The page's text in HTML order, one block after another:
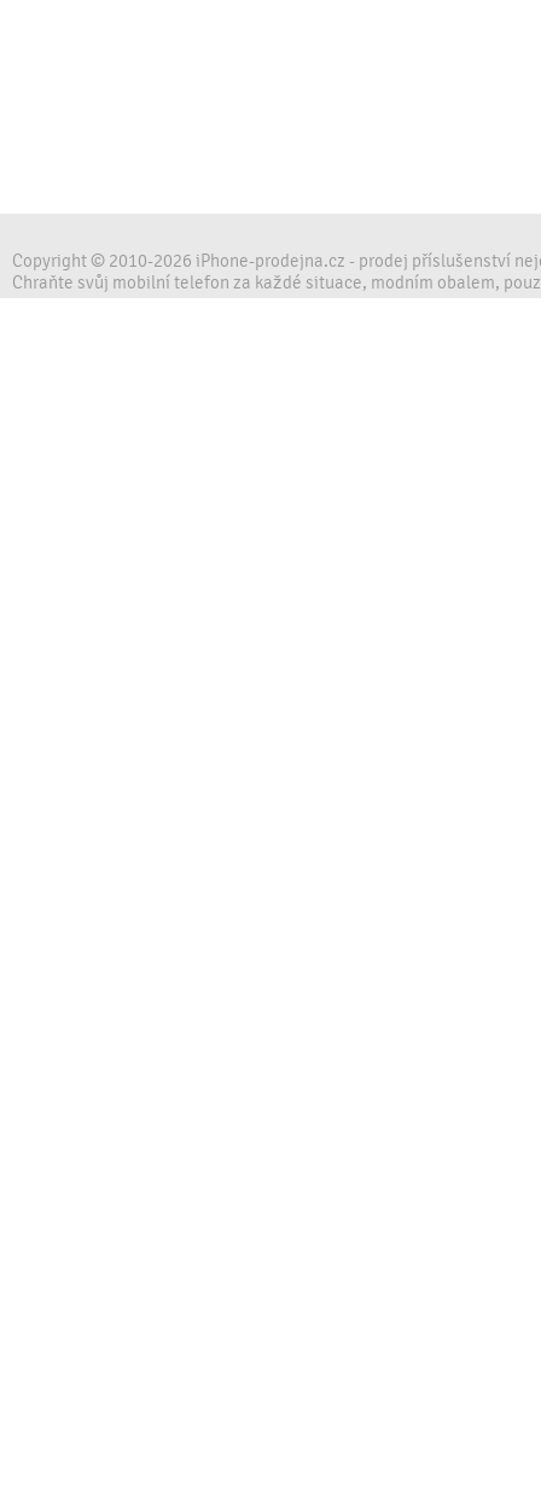
Copyright © 2010-2026 iPhone-prodejna.cz - prodej příslušenství
Chraňte svůj mobilní telefon za každé situace, modním obalem,